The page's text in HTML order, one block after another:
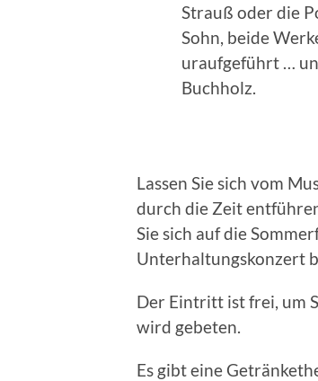
Strauß oder die
Sohn, beide
uraufgeführt …
Buchholz.
Lassen Sie sich vom
durch die Zeit
Sie sich auf die
Unterhaltungskonzert
Der Eintritt ist frei, um
wird gebeten.
Es gibt eine